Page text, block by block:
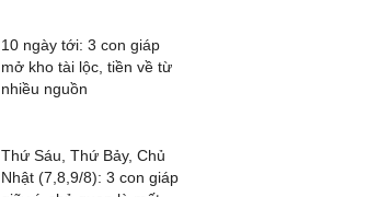
10 ngày tới: 3 con giáp
mở kho tài lộc, tiền về từ
nhiều nguồn
Thứ Sáu, Thứ Bảy, Chủ
Nhật (7,8,9/8): 3 con giáp